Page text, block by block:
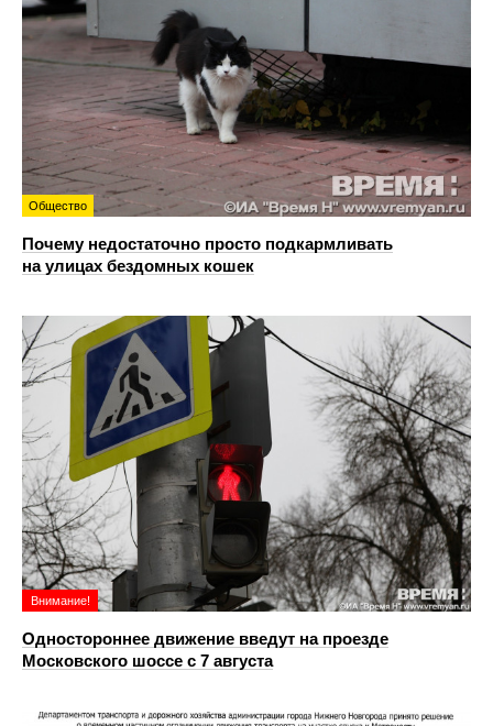
Общество
Почему недостаточно просто подкармливать
на улицах бездомных кошек
Внимание!
Одностороннее движение введут на проезде
Московского шоссе с 7 августа